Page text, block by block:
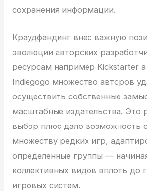
сохранения информации.
Краудфандинг внес важную
эволюции авторских
ресурсам например Kickstarter а
Indiegogo множество авторов
осуществить собственные
масштабные издательства. Это
выбор плюс дало возможность
множеству редких игр,
определенные группы —
коллективных видов вплоть до
игровых систем.